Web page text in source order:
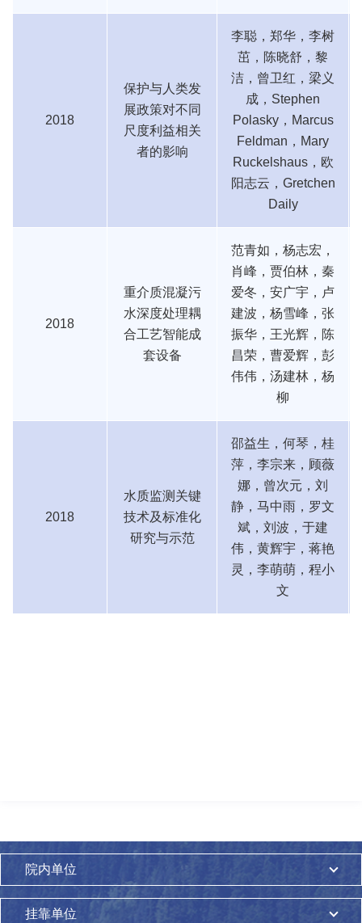
2018
保护与人类发
展政策对不同
尺度利益相关
者的影响
李聪，郑华，李树
茁，陈晓舒，黎
洁，曾卫红，梁义
成，Stephen
Polasky，Marcus
Feldman，Mary
Ruckelshaus，欧
阳志云，Gretchen
Daily
2018
重介质混凝污
水深度处理耦
合工艺智能成
套设备
范青如，杨志宏，
肖峰，贾伯林，秦
爱冬，安广宇，卢
建波，杨雪峰，张
振华，王光辉，陈
昌荣，曹爱辉，彭
伟伟，汤建林，杨
柳
2018
水质监测关键
技术及标准化
研究与示范
邵益生，何琴，桂
萍，李宗来，顾薇
娜，曾次元，刘
静，马中雨，罗文
斌，刘波，于建
伟，黄辉宇，蒋艳
灵，李萌萌，程小
文
院内单位
挂靠单位